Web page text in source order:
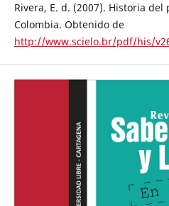
Rivera, E. d. (2007). Historia
Colombia. Obtenido de
http://www.scielo.br/pdf/his/